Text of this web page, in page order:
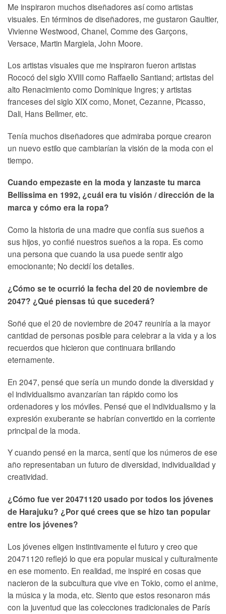
Me inspiraron muchos diseñadores así como artistas
visuales. En términos de diseñadores, me gustaron Gaultier,
Vivienne Westwood, Chanel, Comme des Garçons,
Versace, Martin Margiela, John Moore.
Los artistas visuales que me inspiraron fueron artistas
Rococó del siglo XVIII como Raffaello Santiand; artistas del
alto Renacimiento como Dominique Ingres; y artistas
franceses del siglo XIX como, Monet, Cezanne, Picasso,
Dali, Hans Bellmer, etc.
Tenía muchos diseñadores que admiraba porque crearon
un nuevo estilo que cambiarían la visión de la moda con el
tiempo.
Cuando empezaste en la moda y lanzaste tu marca
Bellissima en 1992, ¿cuál era tu visión / dirección de la
marca y cómo era la ropa?
Como la historia de una madre que confía sus sueños a
sus hijos, yo confié nuestros sueños a la ropa. Es como
una persona que cuando la usa puede sentir algo
emocionante; No decidí los detalles.
¿Cómo se te ocurrió la fecha del 20 de noviembre de
2047? ¿Qué piensas tú que sucederá?
Soñé que el 20 de noviembre de 2047 reuniría a la mayor
cantidad de personas posible para celebrar a la vida y a los
recuerdos que hicieron que continuara brillando
eternamente.
En 2047, pensé que sería un mundo donde la diversidad y
el individualismo avanzarían tan rápido como los
ordenadores y los móviles. Pensé que el individualismo y la
expresión exuberante se habrían convertido en la corriente
principal de la moda.
Y cuando pensé en la marca, sentí que los números de ese
año representaban un futuro de diversidad, individualidad y
creatividad.
¿Cómo fue ver 20471120 usado por todos los jóvenes
de Harajuku? ¿Por qué crees que se hizo tan popular
entre los jóvenes?
Los jóvenes eligen instintivamente el futuro y creo que
20471120 reflejó lo que era popular musical y culturalmente
en ese momento. En realidad, me inspiré en cosas que
nacieron de la subcultura que vive en Tokio, como el anime,
la música y la moda, etc. Siento que estos resonaron más
con la juventud que las colecciones tradicionales de París